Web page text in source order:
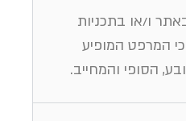
ו/או בתכניות
המרפט המופיע
הסופי והמחייב.